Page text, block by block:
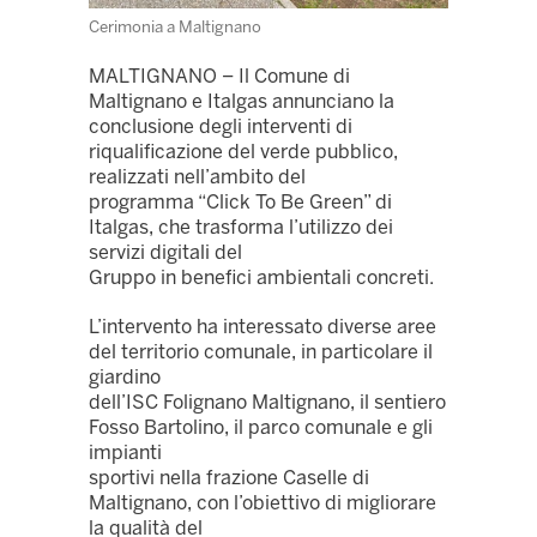
Cerimonia a Maltignano
MALTIGNANO – Il Comune di
Maltignano e Italgas annunciano la
conclusione degli interventi di
riqualificazione del verde pubblico,
realizzati nell’ambito del
programma “Click To Be Green” di
Italgas, che trasforma l’utilizzo dei
servizi digitali del
Gruppo in benefici ambientali concreti.
L’intervento ha interessato diverse aree
del territorio comunale, in particolare il
giardino
dell’ISC Folignano Maltignano, il sentiero
Fosso Bartolino, il parco comunale e gli
impianti
sportivi nella frazione Caselle di
Maltignano, con l’obiettivo di migliorare
la qualità del